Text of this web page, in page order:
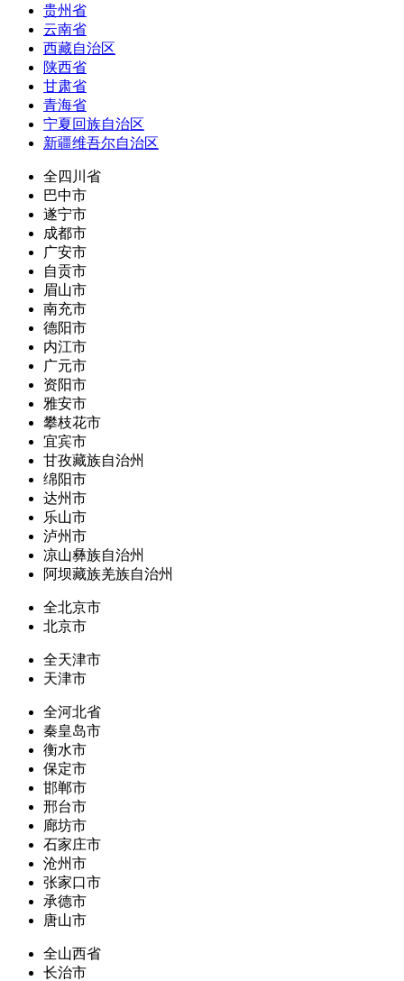
贵州省
云南省
西藏自治区
陕西省
甘肃省
青海省
宁夏回族自治区
新疆维吾尔自治区
全四川省
巴中市
遂宁市
成都市
广安市
自贡市
眉山市
南充市
德阳市
内江市
广元市
资阳市
雅安市
攀枝花市
宜宾市
甘孜藏族自治州
绵阳市
达州市
乐山市
泸州市
凉山彝族自治州
阿坝藏族羌族自治州
全北京市
北京市
全天津市
天津市
全河北省
秦皇岛市
衡水市
保定市
邯郸市
邢台市
廊坊市
石家庄市
沧州市
张家口市
承德市
唐山市
全山西省
长治市